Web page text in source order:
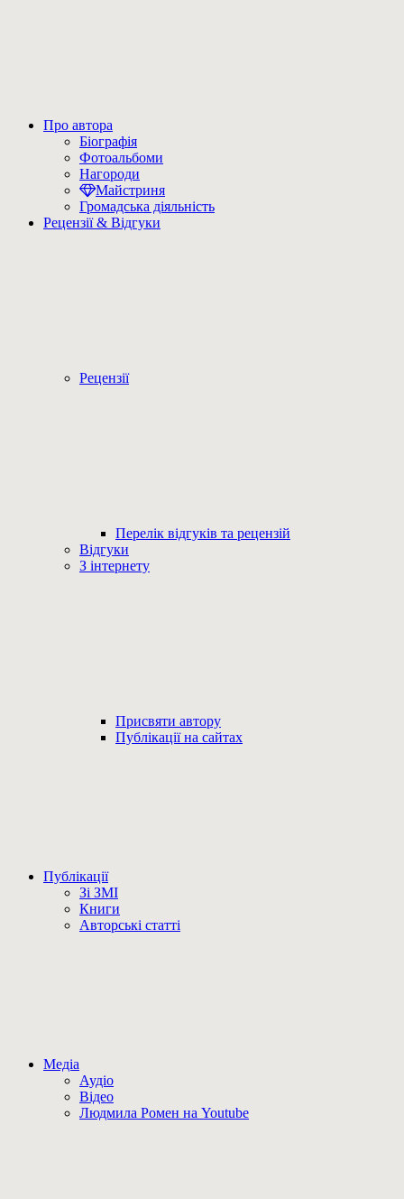
Про автора
Біографія
Фотоальбоми
Нагороди
Майстриня
Громадська діяльність
Рецензії & Відгуки
Рецензії
Перелік відгуків та рецензій
Відгуки
З інтернету
Присвяти автору
Публікації на сайтах
Публікації
Зі ЗМІ
Книги
Авторські статті
Медіа
Аудіо
Відео
Людмила Ромен на Youtube